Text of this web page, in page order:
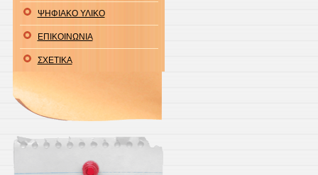
ΨΗΦΙΑΚΟ ΥΛΙΚΟ
ΕΠΙΚΟΙΝΩΝΙΑ
ΣΧΕΤΙΚΑ